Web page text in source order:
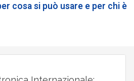
cosa si può usare e per chi è